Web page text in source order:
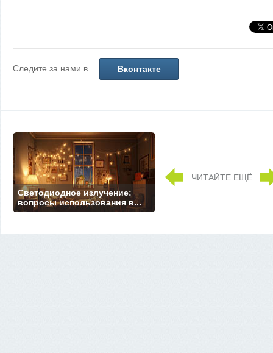
Следите за нами в Вконтакте
Светодиодное излучение:
вопросы использования в...
ЧИТАЙТЕ ЕЩЁ